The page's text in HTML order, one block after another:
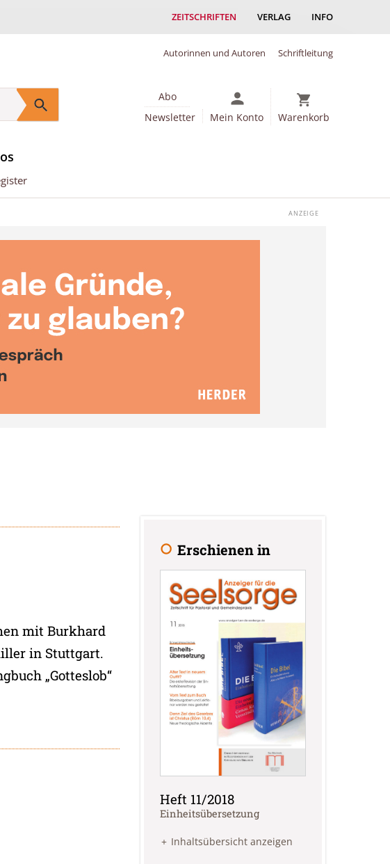
ZEITSCHRIFTEN VERLAG INFO
Autorinnen und Autoren Schriftleitung
Abo
Newsletter
Mein Konto Warenkorb
mit Burkhard
in Stuttgart.
„Gotteslob“
Erschienen in
Heft 11/2018
:
Einheitsübersetzung
Inhaltsübersicht anzeigen